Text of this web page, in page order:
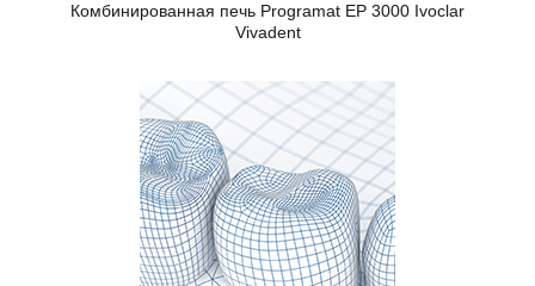
Комбинированная печь Programat EP 3000 Ivoclar
Vivadent